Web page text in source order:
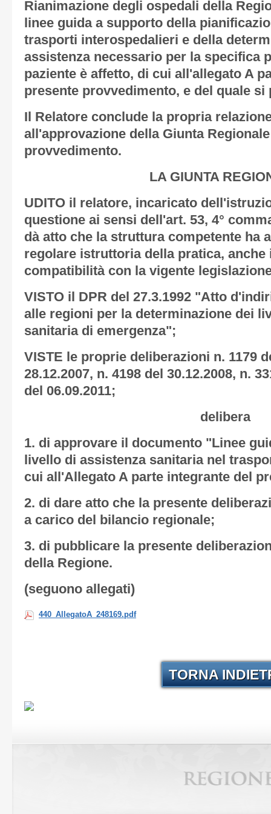
Rianimazione degli ospedali della
linee guida a supporto della
trasporti interospedalieri e della
assistenza necessario per la specifica
paziente è affetto, di cui all'allegato A
presente provvedimento, e del quale
Il Relatore conclude la propria
all'approvazione della Giunta
provvedimento.
LA GIUNTA
UDITO il relatore, incaricato
questione ai sensi dell'art. 53, 4°
dà atto che la struttura competente ha
regolare istruttoria della pratica, anche
compatibilità con la vigente
VISTO il DPR del 27.3.1992 "Atto
alle regioni per la determinazione dei
sanitaria di emergenza";
VISTE le proprie deliberazioni n. 1179
28.12.2007, n. 4198 del 30.12.2008, n.
del 06.09.2011;
delibera
1. di approvare il documento "Linee
livello di assistenza sanitaria nel
cui all'Allegato Aparte integrante del
2. di dare atto che la presente
a carico del bilancio regionale;
3. di pubblicare la presente
della Regione.
(seguono allegati)
440_AllegatoA_248169.pdf
TORNA